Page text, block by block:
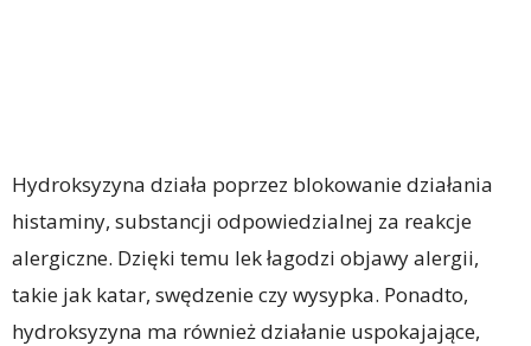
Hydroksyzyna działa poprzez blokowanie działania
histaminy, substancji odpowiedzialnej za reakcje
alergiczne. Dzięki temu lek łagodzi objawy alergii,
takie jak katar, swędzenie czy wysypka. Ponadto,
hydroksyzyna ma również działanie uspokajające,